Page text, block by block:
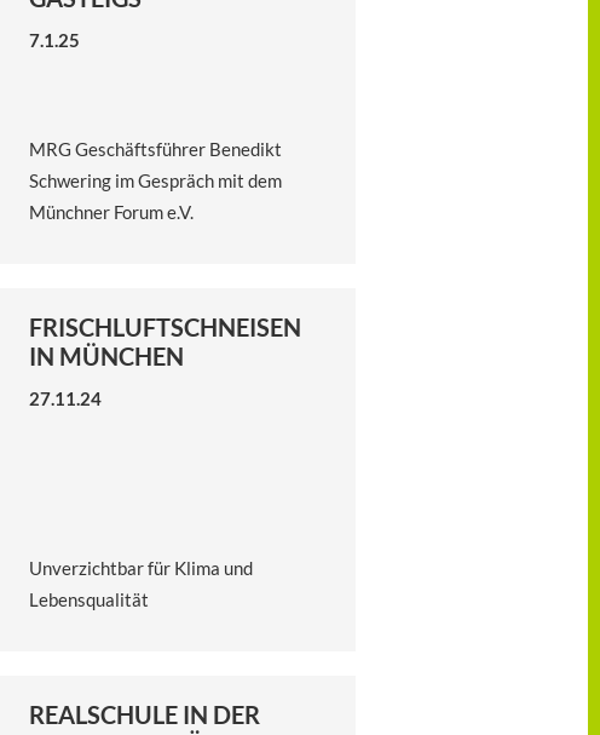
7.1.25
MRG Geschäftsführer Benedikt
Schwering im Gespräch mit dem
Münchner Forum e.V.
FRISCHLUFTSCHNEISEN
IN MÜNCHEN
27.11.24
Unverzichtbar für Klima und
Lebensqualität
REALSCHULE IN DER